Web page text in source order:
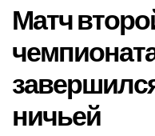
Матч
ничьей